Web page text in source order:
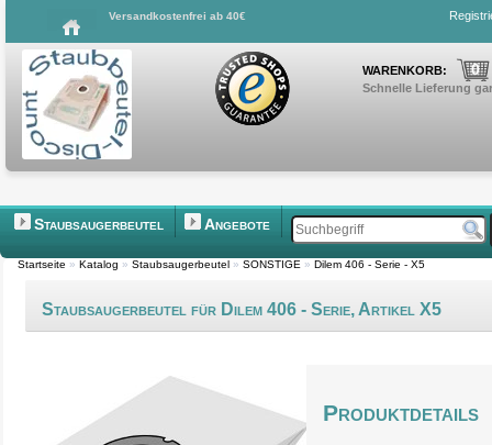
Versandkostenfrei ab 40€
WARENKORB: 0
Schnelle Lieferung
Staubsaugerbeutel Angebote
Startseite » Katalog » Staubsaugerbeutel » SONSTIGE » Dilem 406 - Serie - X5
Staubsaugerbeutel für Dilem 406 - Serie, Artikel X5
Produktdetails